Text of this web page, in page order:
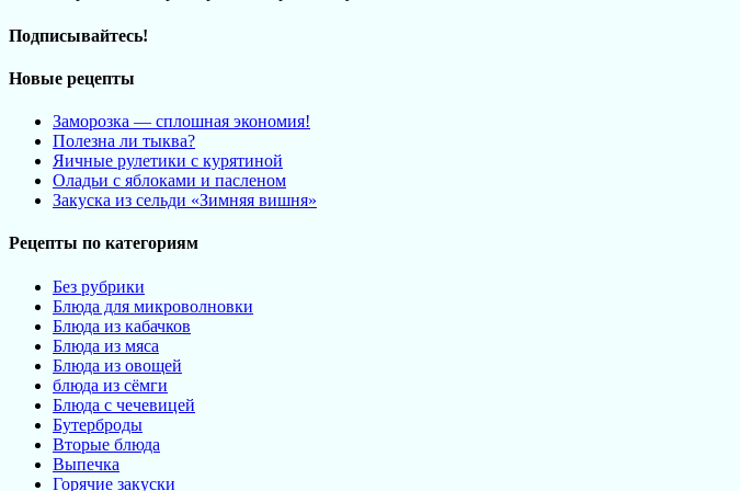
Подписывайтесь!
Новые рецепты
Заморозка — сплошная экономия!
Полезна ли тыква?
Яичные рулетики с курятиной
Оладьи с яблоками и пасленом
Закуска из сельди «Зимняя вишня»
Рецепты по категориям
Без рубрики
Блюда для микроволновки
Блюда из кабачков
Блюда из мяса
Блюда из овощей
блюда из сёмги
Блюда с чечевицей
Бутерброды
Вторые блюда
Выпечка
Горячие закуски